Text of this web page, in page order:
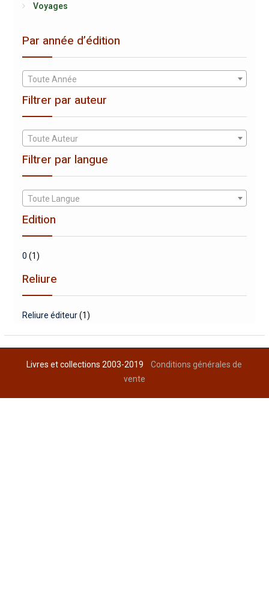
Voyages
Par année d’édition
Toute Année
Filtrer par auteur
Toute Auteur
Filtrer par langue
Toute Langue
Edition
0 (1)
Reliure
Reliure éditeur (1)
Livres et collections 2003-2019Conditions générales de
vente